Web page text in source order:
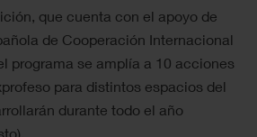
que cuenta con el apoyo de
de Cooperación Internacional
programa se amplía a 10 acciones
para distintos espacios del
durante todo el año